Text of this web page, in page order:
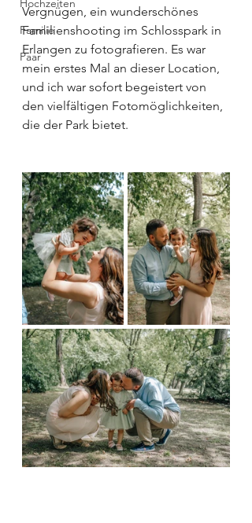
Hochzeiten
Familie
Paar
Vergnügen, ein wunderschönes
Familienshooting im Schlosspark in
Erlangen zu fotografieren. Es war
mein erstes Mal an dieser Location,
und ich war sofort begeistert von
den vielfältigen Fotomöglichkeiten,
die der Park bietet.